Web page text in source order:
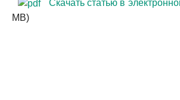
Скачать статью в
МВ)